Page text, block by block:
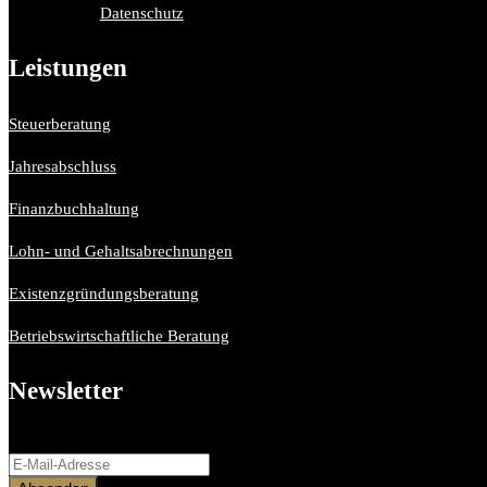
Datenschutz
Leistungen
Steuerberatung
Jahresabschluss
Finanzbuchhaltung
Lohn- und Gehaltsabrechnungen
Existenzgründungsberatung
Betriebswirtschaftliche Beratung
Newsletter